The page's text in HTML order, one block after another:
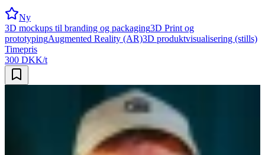
Ny
3D mockups til branding og packaging3D Print og
prototypingAugmented Reality (AR)3D produktvisualisering (stills)
Timepris
300 DKK/t